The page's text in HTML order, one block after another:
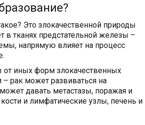
Это злокачественной природы
в тканях предстательной железы –
напрямую влияет на процесс
от иных форм злокачественных
рак может развиваться на
давать метастазы, поражая и
и лимфатические узлы, печень и